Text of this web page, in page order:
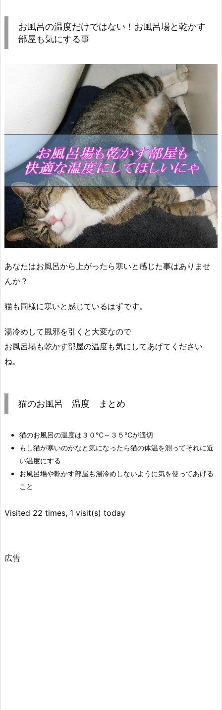
お風呂の温度だけではない！お風呂場と乾かす
部屋も気にする事
あなたはお風呂から上がったら寒いと感じた事はありませ
んか？
猫も同様に寒いと感じているはずです。
湯冷めして風邪を引くと大変なので
お風呂場も乾かす部屋の温度も気にしてあげてください
ね。
猫のお風呂 温度 まとめ
猫のお風呂の温度は３０℃～３５℃が適切
もし猫が寒いのかなと気になったら猫の体温を測ってそれに近
い温度にする
お風呂場や乾かす部屋も湯冷めしないように気を使ってあげる
こと
Visited 22 times, 1 visit(s) today
広告